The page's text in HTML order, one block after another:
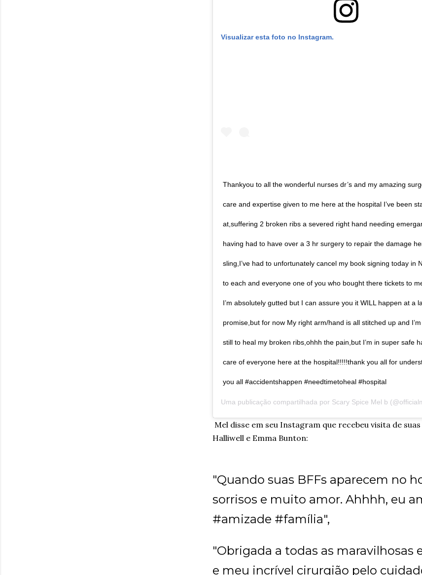
Visualizar esta foto no Instagram.
Thankyou to all the wonderful nurses dr’s and my amazing
care and expertise given to me here at the hospital I’ve been
at,suffering 2 broken ribs a severed right hand needing
having had to have over a 3 hr surgery to repair the damage
sling,I’ve had to unfortunately cancel my book signing today in
to each and everyone one of you who bought there tickets to
I’m absolutely gutted but I can assure you it WILL happen at a
promise,but for now My right arm/hand is all stitched up and
still to heal my broken ribs,ohhh the pain,but I’m in super safe
care of everyone here at the hospital!!!!!thank you all for
you all #accidentshappen #needtimetoheal #hospital
Uma publicação compartilhada por Scary Spice Mel b
Mel disse em seu Instagram que recebeu visita de
Halliwell e Emma Bunton:
"Quando suas BFFs aparecem no
sorrisos e muito amor. Ahhhh, eu
#amizade #família",
"Obrigada a todas as maravilhosas
e meu incrível cirurgião pelo